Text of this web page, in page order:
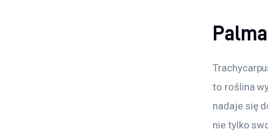
to roślina
nadaje się
nie tylko